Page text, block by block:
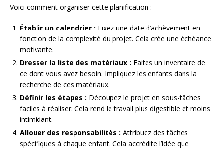
Voici comment organiser cette planification :
Établir un calendrier : Fixez une date d’achèvement en
fonction de la complexité du projet. Cela crée une échéance
motivante.
Dresser la liste des matériaux : Faites un inventaire de
ce dont vous avez besoin. Impliquez les enfants dans la
recherche de ces matériaux.
Définir les étapes : Découpez le projet en sous-tâches
faciles à réaliser. Cela rend le travail plus digestible et moins
intimidant.
Allouer des responsabilités : Attribuez des tâches
spécifiques à chaque enfant. Cela accrédite l’idée que